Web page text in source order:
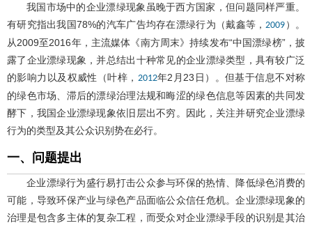
我国市场中的企业漂绿现象虽晚于西方国家，但问题同样严重。
有研究指出我国78%的汽车广告均存在漂绿行为（戴鑫等， 2009 ）。
从2009至2016年，主流媒体《南方周末》持续发布“中国漂绿榜”，披
露了企业漂绿现象，并总结出十种常见的企业漂绿类型，具有较广泛
的影响力以及权威性（叶梓， 2012年2月23日）。但基于信息不对称
的绿色市场、滞后的漂绿治理法规和晦涩的绿色信息等因素的共同发
酵下，我国企业漂绿现象依旧层出不穷。因此，关注并研究企业漂绿
行为的类型及其公众识别势在必行。
一、问题提出
企业漂绿行为盛行易打击公众参与环保的热情、降低绿色消费的
可能，导致环保产业与绿色产品面临公众信任危机。企业漂绿现象的
治理是包含多主体的复杂工程，而受众对企业漂绿手段的识别是其治